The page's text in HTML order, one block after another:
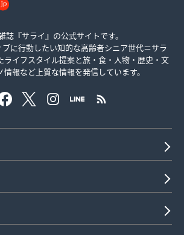
『サライ』の公式サイトです。
に行動したい知的な高齢者シニア世代＝サラ
ライフスタイル提案と旅・食・人物・歴史・文
報など上質な情報を発信しています。